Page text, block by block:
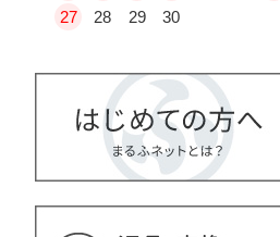
27
28 29 30